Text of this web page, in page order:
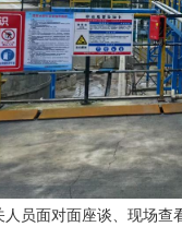
员面对面座谈、现场